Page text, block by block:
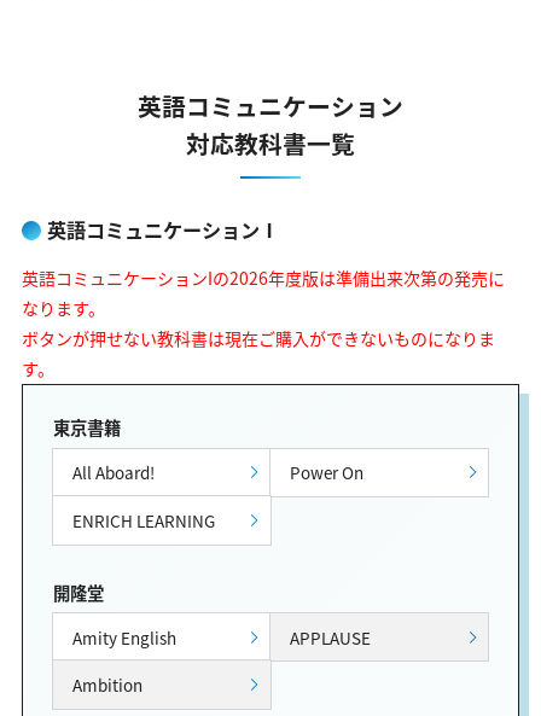
英語コミュニケーション
対応教科書一覧
英語コミュニケーションⅠ
英語コミュニケーションIの2026年度版は準備出来次第の発売に
なります。
ボタンが押せない教科書は現在ご購入ができないものになりま
す。
東京書籍
All Aboard!
Power On
ENRICH LEARNING
開隆堂
Amity English
APPLAUSE
Ambition